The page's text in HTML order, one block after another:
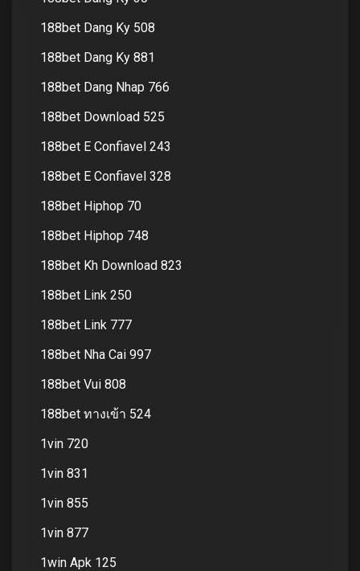
188bet Dang Ky 508
188bet Dang Ky 881
188bet Dang Nhap 766
188bet Download 525
188bet E Confiavel 243
188bet E Confiavel 328
188bet Hiphop 70
188bet Hiphop 748
188bet Kh Download 823
188bet Link 250
188bet Link 777
188bet Nha Cai 997
188bet Vui 808
188bet ทางเข้า 524
1vin 720
1vin 831
1vin 855
1vin 877
1win Apk 125